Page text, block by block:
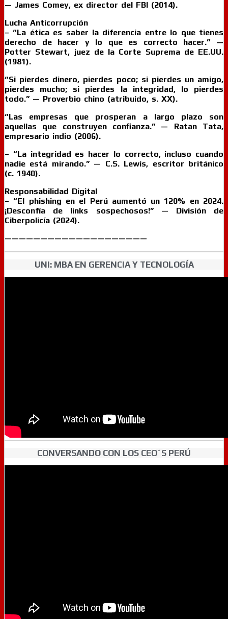
— James Comey, ex director del FBI (2014).
Lucha Anticorrupción
– “La ética es saber la diferencia entre lo que tienes
derecho de hacer y lo que es correcto hacer.” —
Potter Stewart, juez de la Corte Suprema de EE.UU.
(1981).
“Si pierdes dinero, pierdes poco; si pierdes un amigo,
pierdes mucho; si pierdes la integridad, lo pierdes
todo.” — Proverbio chino (atribuido, s. XX).
“Las empresas que prosperan a largo plazo son
aquellas que construyen confianza.” — Ratan Tata,
empresario indio (2006).
– “La integridad es hacer lo correcto, incluso cuando
nadie está mirando.” — C.S. Lewis, escritor británico
(c. 1940).
Responsabilidad Digital
– “El phishing en el Perú aumentó un 120% en 2024.
¡Desconfía de links sospechosos!” — División de
Ciberpolicía (2024).
————————————————————
UNI: MBA EN GERENCIA Y TECNOLOGÍA
CONVERSANDO CON LOS CEO´S PERÚ